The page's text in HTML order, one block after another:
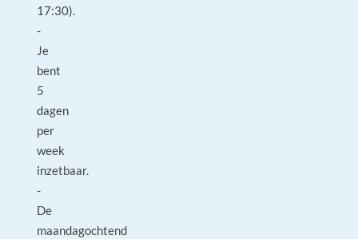
17:30).
-
Je
bent
5
dagen
per
week
inzetbaar.
-
De
maandagochtend